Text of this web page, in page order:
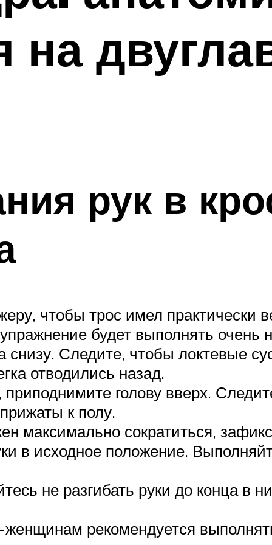
на
рук в
чтобы трос имел практически
будет выполнять очень
снизу. Следите, чтобы локтевые
отводились назад.
приподнимите голову вверх.
к полу.
максимально сократиться,
в исходное положение.
не разгибать руки до конца в
рекомендуется